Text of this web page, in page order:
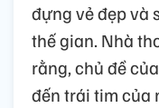
đựng vẻ đẹp và
thế gian. Nhà
rằng, chủ đề
đến trái tim của